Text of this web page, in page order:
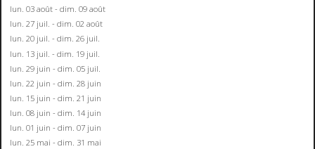
lun. 03 août - dim. 09 août
lun. 27 juil. - dim. 02 août
lun. 20 juil. - dim. 26 juil.
lun. 13 juil. - dim. 19 juil.
lun. 29 juin - dim. 05 juil.
lun. 22 juin - dim. 28 juin
lun. 15 juin - dim. 21 juin
lun. 08 juin - dim. 14 juin
lun. 01 juin - dim. 07 juin
lun. 25 mai - dim. 31 mai